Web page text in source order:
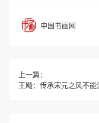
中国书画网
上一篇：